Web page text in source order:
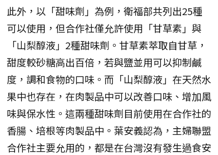
此外，以「甜味劑」為例，衛福部共列出25種
可以使用，但合作社僅允許使用「甘草素」與
「山梨醇液」2種甜味劑。甘草素萃取自甘草，
甜度較砂糖高出百倍，若與鹽並用可以抑制鹹
度，調和食物的口味。而「山梨醇液」在天然水
果中也存在，在肉製品中可以改善口味、增加風
味與保水性。這兩種甜味劑目前使用在合作社的
香腸、培根等肉製品中。葉安義認為，主婦聯盟
合作社主要允用的，都是在台灣沒有發生過食安